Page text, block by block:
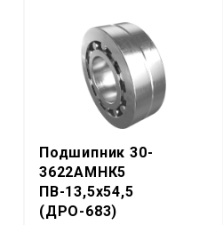
Подшипник 30-
3622АМНК5
ПВ-13,5х54,5
(ДРО-683)